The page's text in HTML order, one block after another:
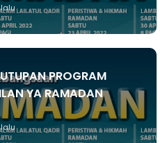
PROGRAM
YA RAMADAN